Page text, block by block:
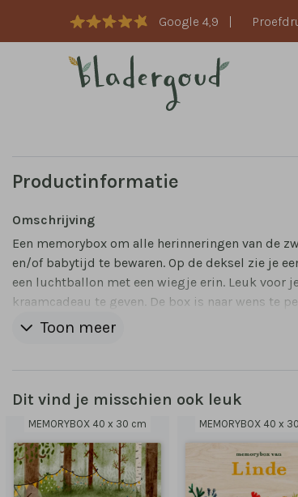
Google 4,9 |
Productinformatie
Omschrijving
Een memorybox om alle herinneringen van de
en/of babytijd te bewaren. Op de deksel zie je
een luchtballon met een wiegje erin. Leuk voor
kraamcadeau te geven. De box is naar wens te
de online editor. Afmeting: 40x30x13 cm
Toon meer
Dit vind je misschien ook leuk
MEMORYBOX 40 x 30 cm MEMORYBOX 40 x